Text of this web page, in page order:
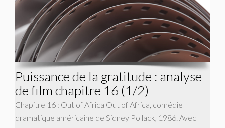
Puissance de la gratitude : analyse
de film chapitre 16 (1/2)
Chapitre 16 : Out of Africa Out of Africa, comédie
dramatique américaine de Sidney Pollack, 1986. Avec